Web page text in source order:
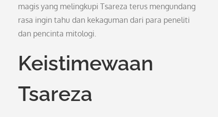
magis yang melingkupi Tsareza terus mengundang
rasa ingin tahu dan kekaguman dari para peneliti
dan pencinta mitologi.
Keistimewaan
Tsareza